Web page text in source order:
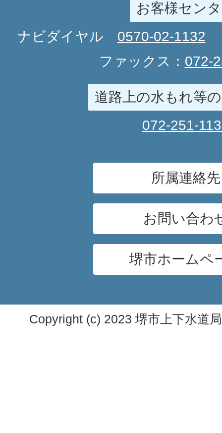
お客様セン
ナビダイヤル 0570-02-1132
ファックス： 072-
道路上の水もれ等
072-251-
所属連絡先
お問い合わ
堺市ホームペ
Copyright (c) 2023 堺市上下水道